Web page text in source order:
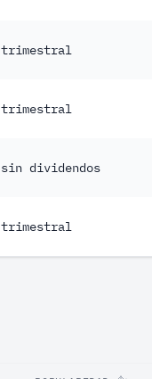
trimestral
trimestral
sin dividendos
trimestral